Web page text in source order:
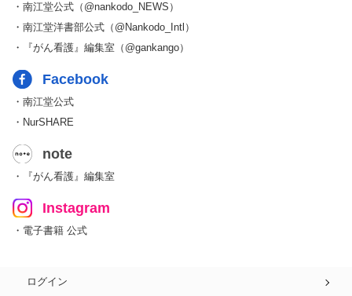
・南江堂公式（@nankodo_NEWS）
・南江堂洋書部公式（@Nankodo_Intl）
・『がん看護』編集室（@gankango）
Facebook
・南江堂公式
・NurSHARE
note
・『がん看護』編集室
Instagram
・電子書籍 公式
ログイン